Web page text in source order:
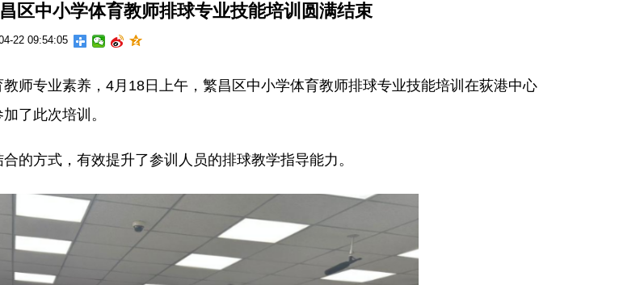
中小学体育教师排球专业技能培训圆满结束
22 09:54:05
师专业素养，4月18日上午， 繁昌区中小学体育教师排球专业技能培训 在荻港中心
了此次培训。
方式，有效提升了参训人员的排球教学指导能力。